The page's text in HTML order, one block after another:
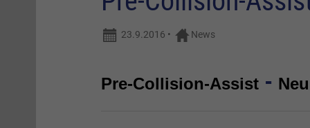
23.9.2016 • News
Pre-Collision-Assist -